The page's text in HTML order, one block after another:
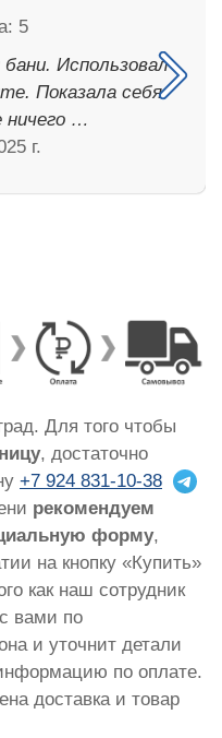
Использовал
Показала себя
ничего …
г.
Для того чтобы
, достаточно
+7 924 831-10-38
рекомендуем
форму,
на кнопку «Купить»
как наш сотрудник
вами по
и уточнит детали
по оплате.
доставка и товар